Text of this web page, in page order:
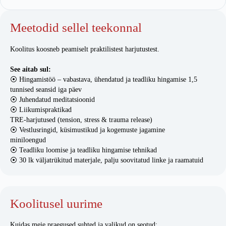
Meetodid sellel teekonnal
Koolitus koosneb peamiselt praktilistest harjutustest.
See aitab sul:
⦿ Hingamistöö – vabastava, ühendatud ja teadliku hingamise 1,5
tunnised seansid iga päev
⦿ Juhendatud meditatsioonid
⦿ Liikumispraktikad
TRE-harjutused (tension, stress & trauma release)
⦿ Vestlusringid, küsimustikud ja kogemuste jagamine
miniloengud
⦿ Teadliku loomise ja teadliku hingamise tehnikad
⦿ 30 lk väljatrükitud materjale, palju soovitatud linke ja raamatuid
Koolitusel uurime